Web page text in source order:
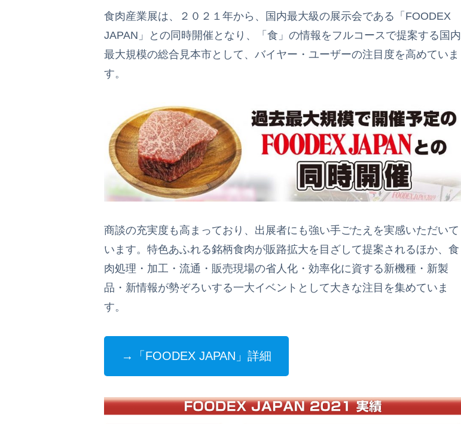
食肉産業展は、２０２１年から、国内最大級の展示会である「FOODEX
JAPAN」との同時開催となり、「食」の情報をフルコースで提案する国内
最大規模の総合見本市として、バイヤー・ユーザーの注目度を高めていま
す。
商談の充実度も高まっており、出展者にも強い手ごたえを実感いただいて
います。特色あふれる銘柄食肉が販路拡大を目ざして提案されるほか、食
肉処理・加工・流通・販売現場の省人化・効率化に資する新機種・新製
品・新情報が勢ぞろいする一大イベントとして大きな注目を集めていま
す。
→「FOODEX JAPAN」詳細